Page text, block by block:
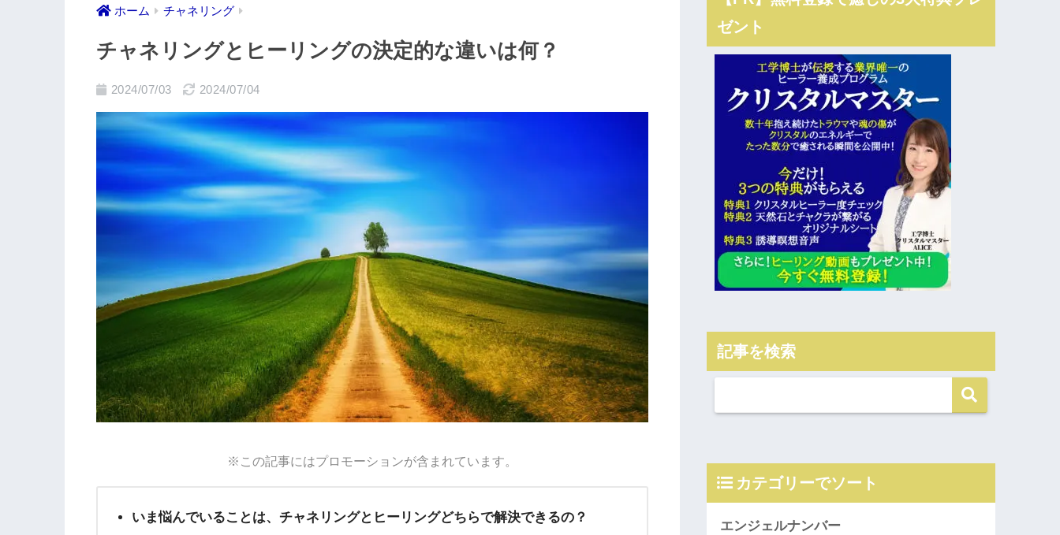
ホーム チャネリング
チャネリングとヒーリングの決定的な違いは何？
2024/07/03 2024/07/04
※この記事にはプロモーションが含まれています。
いま悩んでいることは、チャネリングとヒーリングどちらで解決できるの？
ゼント
記事を検索
カテゴリーでソート
エンジェルナンバー